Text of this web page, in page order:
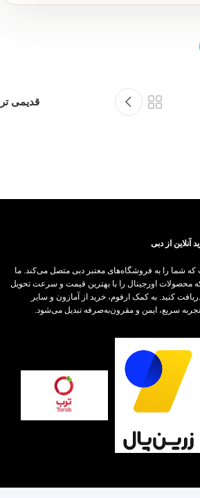
قدیمی تر
آنلاین از دبی
که شما را به فروشگاه‌های معتبر دبی متصل می‌کند. ما
محصولات اورجینال را با بهترین قیمت و سرعت تحویل
کنید. به کمک ارفوم، خرید از آمازون و سایر
سریع، ایمن و مقرون‌به‌صرفه تبدیل می‌شود.